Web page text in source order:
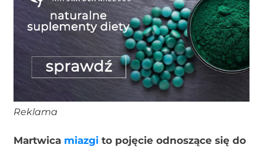
Reklama
Martwica miazgi to pojęcie odnoszące się do